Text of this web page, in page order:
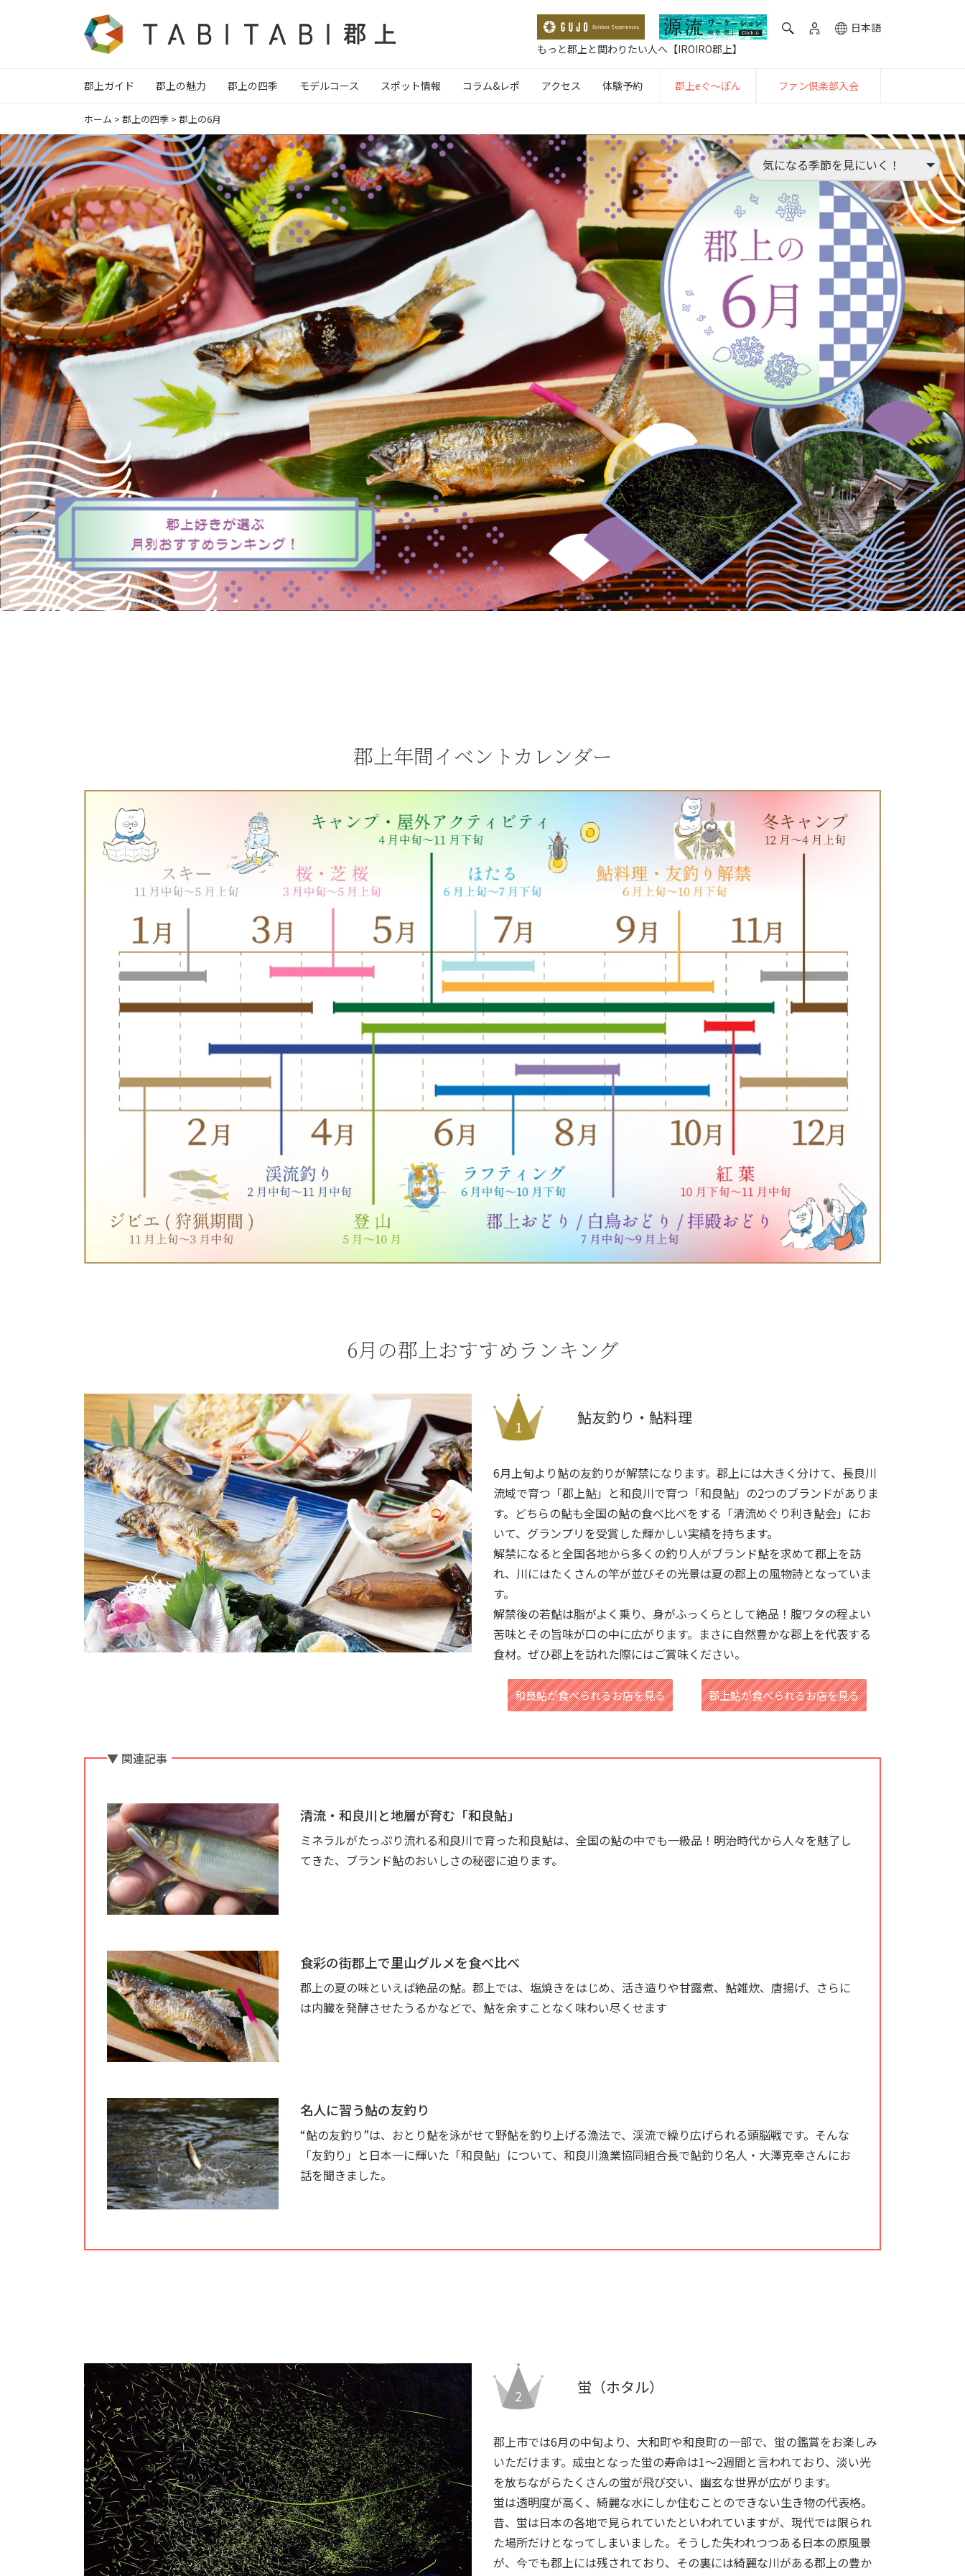
日本語
もっと郡上と関わりたい人へ【IROIRO郡上】
郡上ガイド 郡上の魅力 郡上の四季 モデルコース スポット情報 コラム&レポ アクセス 体験予約 郡上eぐ〜ぽん ファン倶楽部入会
ホーム > 郡上の四季 > 郡上の6月
郡上年間イベントカレンダー
6月の郡上おすすめランキング
1 鮎友釣り・鮎料理
6月上旬より鮎の友釣りが解禁になります。郡上には大きく分けて、長良川
流域で育つ「郡上鮎」と和良川で育つ「和良鮎」の2つのブランドがありま
す。どちらの鮎も全国の鮎の食べ比べをする「清流めぐり利き鮎会」にお
いて、グランプリを受賞した輝かしい実績を持ちます。
解禁になると全国各地から多くの釣り人がブランド鮎を求めて郡上を訪
れ、川にはたくさんの竿が並びその光景は夏の郡上の風物詩となっていま
す。
解禁後の若鮎は脂がよく乗り、身がふっくらとして絶品！腹ワタの程よい
苦味とその旨味が口の中に広がります。まさに自然豊かな郡上を代表する
食材。ぜひ郡上を訪れた際にはご賞味ください。
和良鮎が食べられるお店を見る 郡上鮎が食べられるお店を見る
▼ 関連記事
清流・和良川と地層が育む「和良鮎」
ミネラルがたっぷり流れる和良川で育った和良鮎は、全国の鮎の中でも一級品！明治時代から人々を魅了し
てきた、ブランド鮎のおいしさの秘密に迫ります。
食彩の街郡上で里山グルメを食べ比べ
郡上の夏の味といえば絶品の鮎。郡上では、塩焼きをはじめ、活き造りや甘露煮、鮎雑炊、唐揚げ、さらに
は内臓を発酵させたうるかなどで、鮎を余すことなく味わい尽くせます
名人に習う鮎の友釣り
“鮎の友釣り”は、おとり鮎を泳がせて野鮎を釣り上げる漁法で、渓流で繰り広げられる頭脳戦です。そんな
「友釣り」と日本一に輝いた「和良鮎」について、和良川漁業協同組合長で鮎釣り名人・大澤克幸さんにお
話を聞きました。
2 蛍（ホタル）
郡上市では6月の中旬より、大和町や和良町の一部で、蛍の鑑賞をお楽しみ
いただけます。成虫となった蛍の寿命は1〜2週間と言われており、淡い光
を放ちながらたくさんの蛍が飛び交い、幽玄な世界が広がります。
蛍は透明度が高く、綺麗な水にしか住むことのできない生き物の代表格。
昔、蛍は日本の各地で見られていたといわれていますが、現代では限られ
た場所だけとなってしまいました。そうした失われつつある日本の原風景
が、今でも郡上には残されており、その裏には綺麗な川がある郡上の豊か